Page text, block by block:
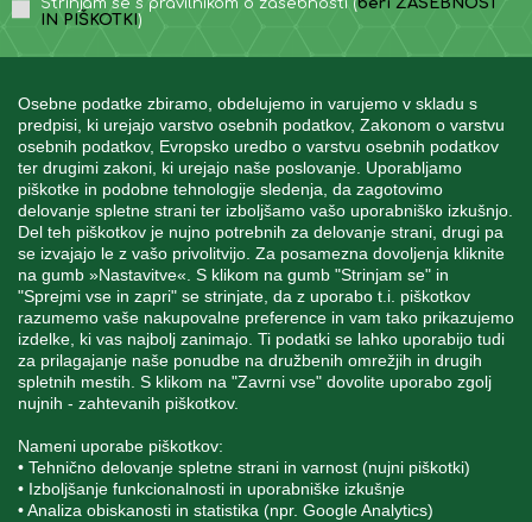
Osebne podatke zbiramo, obdelujemo in varujemo v skladu s
predpisi, ki urejajo varstvo osebnih podatkov, Zakonom o varstvu
osebnih podatkov, Evropsko uredbo o varstvu osebnih podatkov
ter drugimi zakoni, ki urejajo naše poslovanje. Uporabljamo
piškotke in podobne tehnologije sledenja, da zagotovimo
delovanje spletne strani ter izboljšamo vašo uporabniško izkušnjo.
Del teh piškotkov je nujno potrebnih za delovanje strani, drugi pa
se izvajajo le z vašo privolitvijo. Za posamezna dovoljenja kliknite
na gumb »Nastavitve«. S klikom na gumb "Strinjam se" in
"Sprejmi vse in zapri" se strinjate, da z uporabo t.i. piškotkov
razumemo vaše nakupovalne preference in vam tako prikazujemo
izdelke, ki vas najbolj zanimajo. Ti podatki se lahko uporabijo tudi
za prilagajanje naše ponudbe na družbenih omrežjih in drugih
spletnih mestih. S klikom na "Zavrni vse" dovolite uporabo zgolj
nujnih - zahtevanih piškotkov.
Nameni uporabe piškotkov:
• Tehnično delovanje spletne strani in varnost (nujni piškotki)
• Izboljšanje funkcionalnosti in uporabniške izkušnje
• Analiza obiskanosti in statistika (npr. Google Analytics)
IN PIŠKOTKI )
INFORMACIJE
MOJ RAČUN
STORITEV ZA STRANKE
SPREMLJAJTE NAS
Blatnica 8, 1236 Trzin